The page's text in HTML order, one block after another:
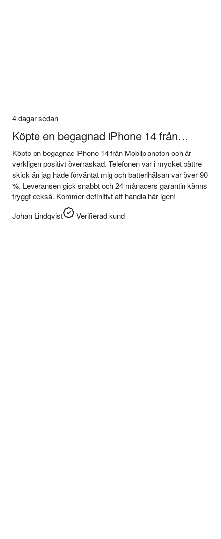
4 dagar sedan
Köpte en begagnad iPhone 14 från…
Köpte en begagnad iPhone 14 från Mobilplaneten och är
verkligen positivt överraskad. Telefonen var i mycket bättre
skick än jag hade förväntat mig och batterihälsan var över 90
%. Leveransen gick snabbt och 24 månaders garantin känns
tryggt också. Kommer definitivt att handla här igen!
Johan Lindqvist
Verifierad kund